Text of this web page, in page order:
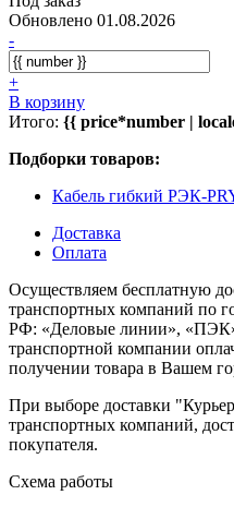
Обновлено 01.08.2026
-
+
В корзину
Итого: {{ price*number |
Подборки товаров:
Кабель гибкий РЭК-
Доставка
Оплата
Осуществляем бесплатную
транспортных компаний по
РФ: «Деловые линии»,
транспортной компании
получении товара в Вашем
При выборе доставки
транспортных компаний,
покупателя.
Схема работы